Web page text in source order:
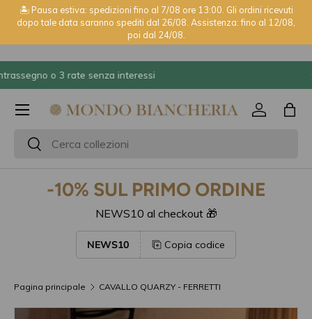
🏝️ Pausa estiva: spedizioni fino al 7/08 ore 13:00. Gli ordini ricevuti
dopo tale data saranno spediti dal 26/08. Assistenza: fino al 12/08,
poi dal 24/08.
⭐ 2600+ recensioni Trustpilot
Passa ai contenuti
CercaCerca
Accedi
Menu
-10% SUL PRIMO ORDINE
NEWS10 al checkout 🎁
NEWS10 Copia codice
Pagina principale CAVALLO QUARZY - FERRETTI